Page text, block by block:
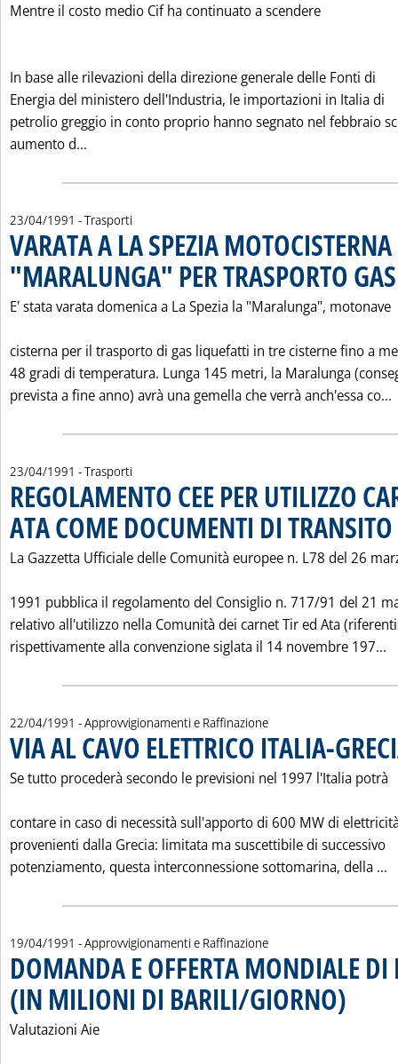
Mentre il costo medio Cif ha continuato a scendere
In base alle rilevazioni della direzione generale delle Fonti di
Energia del ministero dell'Industria, le importazioni in Italia di
petrolio greggio in conto proprio hanno segnato nel febbraio
aumento d...
23/04/1991 - Trasporti
VARATA A LA SPEZIA MOTOCISTERNA
"MARALUNGA" PER TRASPORTO
E' stata varata domenica a La Spezia la "Maralunga", motonave
cisterna per il trasporto di gas liquefatti in tre cisterne fino a
48 gradi di temperatura. Lunga 145 metri, la Maralunga
prevista a fine anno) avrà una gemella che verrà anch'essa co...
23/04/1991 - Trasporti
REGOLAMENTO CEE PER UTILIZZO
ATA COME DOCUMENTI DI TRANSITO
La Gazzetta Ufficiale delle Comunità europee n. L78 del 26
1991 pubblica il regolamento del Consiglio n. 717/91 del 21
relativo all'utilizzo nella Comunità dei carnet Tir ed Ata
rispettivamente alla convenzione siglata il 14 novembre 197...
22/04/1991 - Approvvigionamenti e Raffinazione
VIA AL CAVO ELETTRICO ITALIA-
Se tutto procederà secondo le previsioni nel 1997 l'Italia potrà
contare in caso di necessità sull'apporto di 600 MW di
provenienti dalla Grecia: limitata ma suscettibile di successivo
potenziamento, questa interconnessione sottomarina, della ...
19/04/1991 - Approvvigionamenti e Raffinazione
DOMANDA E OFFERTA MONDIALE DI
(IN MILIONI DI BARILI/GIORNO)
Valutazioni Aie